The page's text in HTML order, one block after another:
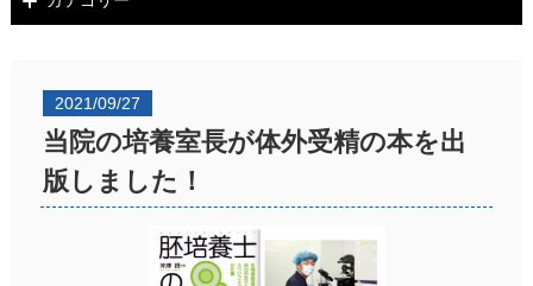
2021/09/27
当院の培養室長が体外受精の本を出
版しました！